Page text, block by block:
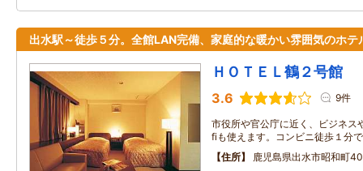
出水駅～徒歩５分。全館LAN完備、家庭的な暖かい雰囲気のホテ
ＨＯＴＥＬ鶴２号館
3.6 9件
市役所や官公庁に近く、ビジネ
fiも使えます。コンビニ徒歩１分
住所
鹿児島県出水市昭和町